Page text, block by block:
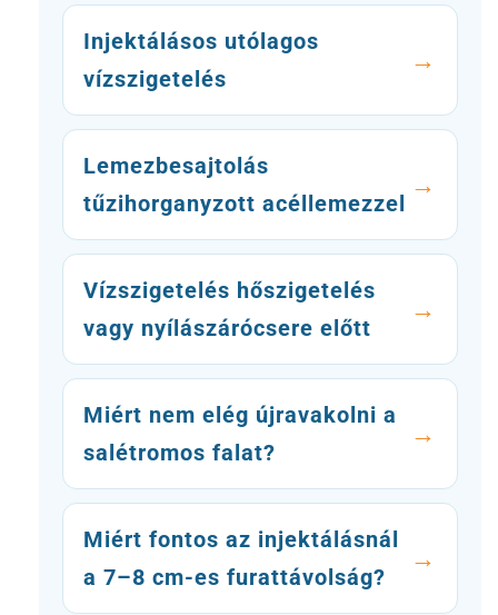
Injektálásos utólagos
vízszigetelés
Lemezbesajtolás
tűzihorganyzott acéllemezzel
Vízszigetelés hőszigetelés
vagy nyílászárócsere előtt
Miért nem elég újravakolni a
salétromos falat?
Miért fontos az injektálásnál
a 7–8 cm-es furattávolság?